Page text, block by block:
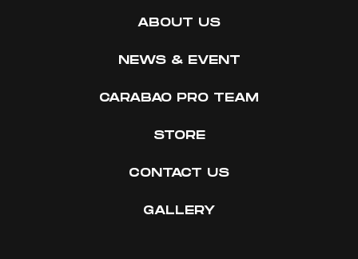
ABOUT US
NEWS & EVENT
CARABAO PRO TEAM
STORE
CONTACT US
GALLERY